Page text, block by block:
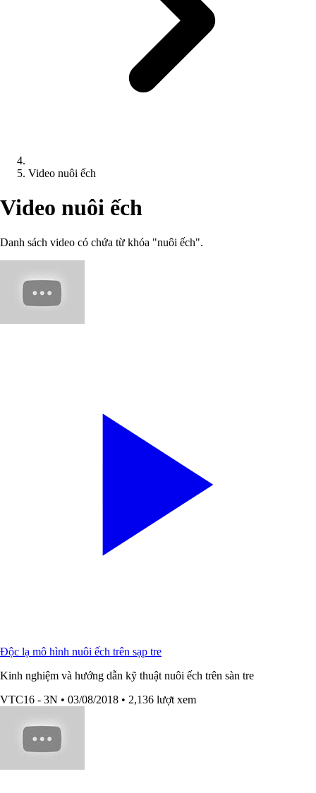
Video nuôi ếch
Video nuôi ếch
Danh sách video có chứa từ khóa "nuôi ếch".
Độc lạ mô hình nuôi ếch trên sạp tre
Kinh nghiệm và hướng dẫn kỹ thuật nuôi ếch trên sàn tre
VTC16 - 3N • 03/08/2018 • 2,136 lượt xem